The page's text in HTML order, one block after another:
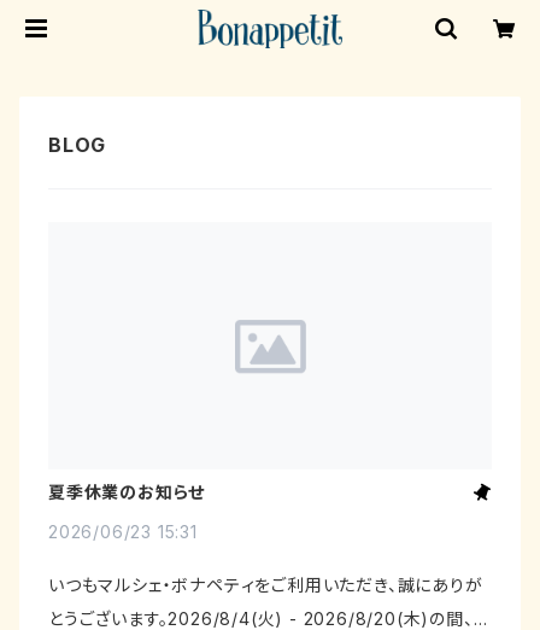
夏季休業のお知らせ
2026/06/23 15:31
いつもマルシェ・ボナペティをご利用いただき、誠にありが
とうございます。2026/8/4(火) - 2026/8/20(木)の間、オ